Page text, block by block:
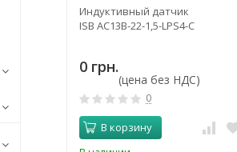
Индуктивный датчик
ISB AC13B-22-1,5-LPS4-C
0 грн.
(цена без НДС)
0
В корзину